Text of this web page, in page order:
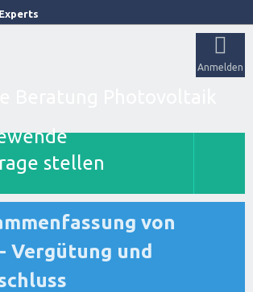
Experts
Anmelden
stellen
von
Vergütung und